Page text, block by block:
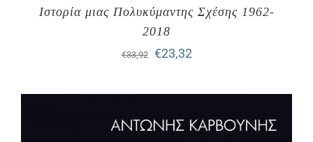
Ιστορία μιας Πολυκύμαντης Σχέσης 1962-
2018
€33,92
Original
€33,92.
€23,32Η
είναι: